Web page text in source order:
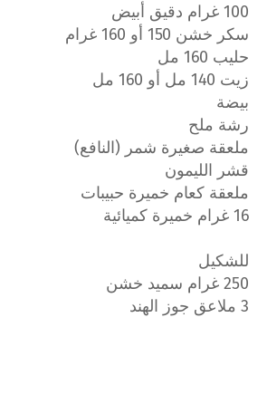
100 غرام دقيق أبيض
سكر خشن 150 أو 160 غرام
حليب 160 مل
زيت 140 مل أو 160 مل
بيضة
رشة ملح
ملعقة صغيرة شمر (النافع)
قشر الليمون
ملعقة كعام خميرة حبيبات
16 غرام خميرة كميائية
للشكيل
250 غرام سميد خشن
3 ملاعق جوز الهند